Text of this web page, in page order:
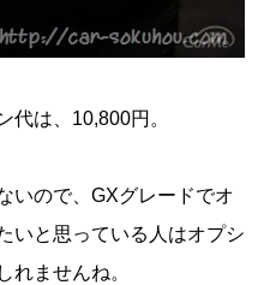
代は、10,800円。
いので、GXグレードでオ
いと思っている人はオプシ
れませんね。